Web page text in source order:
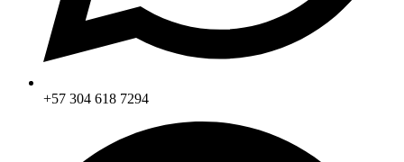
+57 304 618 7294